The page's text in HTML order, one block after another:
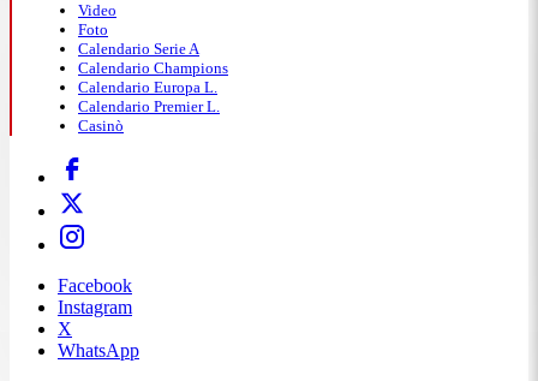
Video
Foto
Calendario Serie A
Calendario Champions
Calendario Europa L.
Calendario Premier L.
Casinò
Facebook
Instagram
X
WhatsApp